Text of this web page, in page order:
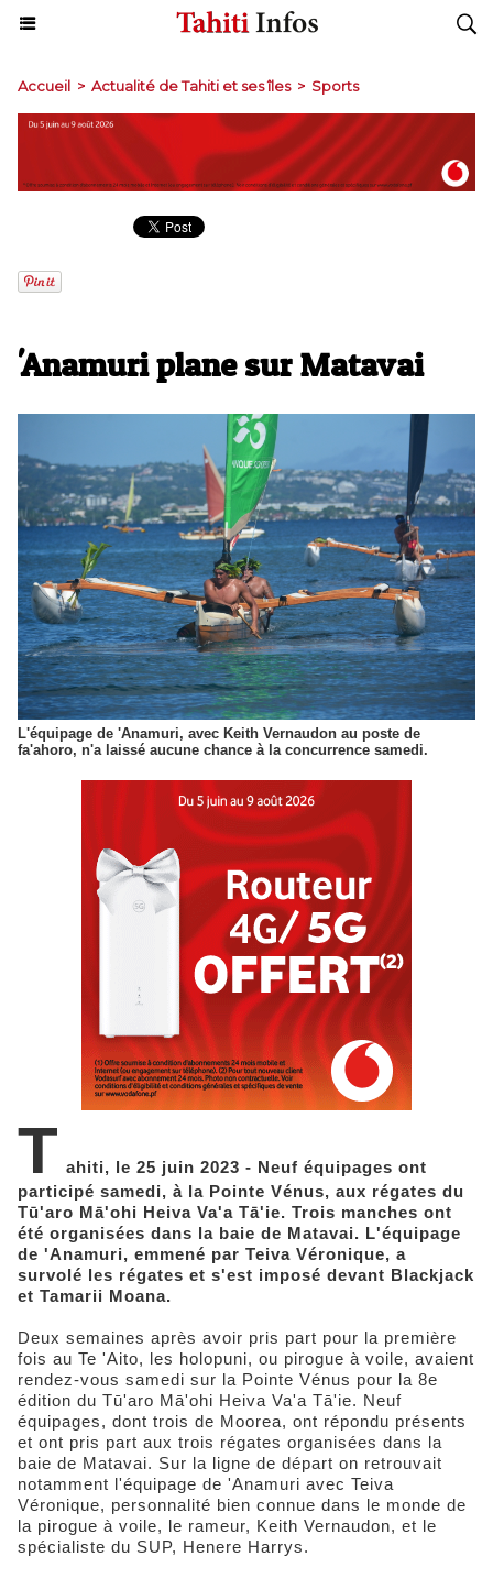
Accueil > Actualité de Tahiti et ses îles > Sports
'Anamuri plane sur Matavai
L'équipage de 'Anamuri, avec Keith Vernaudon au poste de
fa'ahoro, n'a laissé aucune chance à la concurrence samedi.
T ahiti, le 25 juin 2023 - Neuf équipages ont
participé samedi, à la Pointe Vénus, aux régates du
Tū'aro Mā'ohi Heiva Va'a Tā'ie. Trois manches ont
été organisées dans la baie de Matavai. L'équipage
de 'Anamuri, emmené par Teiva Véronique, a
survolé les régates et s'est imposé devant Blackjack
et Tamarii Moana.
Deux semaines après avoir pris part pour la première
fois au Te 'Aito, les holopuni, ou pirogue à voile, avaient
rendez-vous samedi sur la Pointe Vénus pour la 8e
édition du Tū'aro Mā'ohi Heiva Va'a Tā'ie. Neuf
équipages, dont trois de Moorea, ont répondu présents
et ont pris part aux trois régates organisées dans la
baie de Matavai. Sur la ligne de départ on retrouvait
notamment l'équipage de 'Anamuri avec Teiva
Véronique, personnalité bien connue dans le monde de
la pirogue à voile, le rameur, Keith Vernaudon, et le
spécialiste du SUP, Henere Harrys.